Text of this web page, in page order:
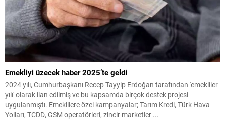
Emekliyi üzecek haber 2025’te geldi
2024 yılı, Cumhurbaşkanı Recep Tayyip Erdoğan tarafından 'emekliler
yılı' olarak ilan edilmiş ve bu kapsamda birçok destek projesi
uygulanmıştı. Emeklilere özel kampanyalar; Tarım Kredi, Türk Hava
Yolları, TCDD, GSM operatörleri, zincir marketler ...